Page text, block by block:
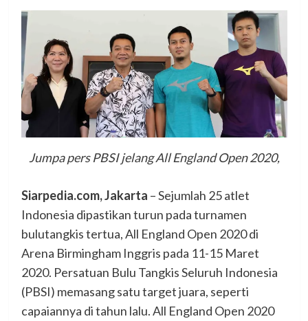
Jumpa pers PBSI jelang All England Open 2020,
Siarpedia.com, Jakarta – Sejumlah 25 atlet
Indonesia dipastikan turun pada turnamen
bulutangkis tertua, All England Open 2020 di
Arena Birmingham Inggris pada 11-15 Maret
2020. Persatuan Bulu Tangkis Seluruh Indonesia
(PBSI) memasang satu target juara, seperti
capaiannya di tahun lalu. All England Open 2020